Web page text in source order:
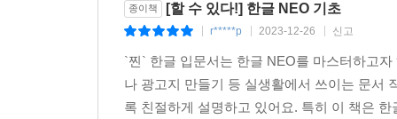
종이책 [할 수 있다!] 한글 NEO 기초
r*****p 2023-12-26 신고
`찐` 한글 입문서는 한글 NEO를 마스터하고
나 광고지 만들기 등 실생활에서 쓰이는 문서
록 친절하게 설명하고 있어요. 특히 이 책은